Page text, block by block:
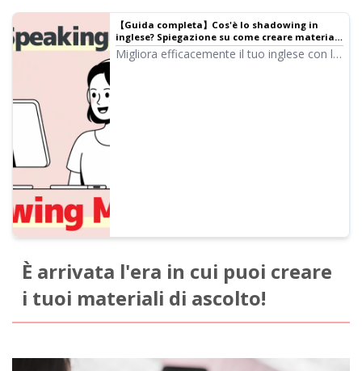
【Guida completa】Cos'è lo shadowing in
inglese? Spiegazione su come creare materiali
gratuiti! | Software di sintesi vocale Ondoku
Migliora efficacemente il tuo inglese con lo
È arrivata l'era in cui puoi creare
i tuoi materiali di ascolto!